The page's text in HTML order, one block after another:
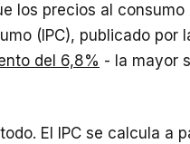
los precios al
(IPC), publicado
del 6,8% - la mayor
El IPC se calcula a